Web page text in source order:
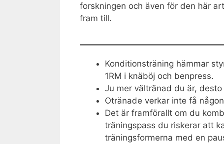
forskningen och även för den här
fram till.
Konditionsträning hämmar
1RM i knäböj och benpress.
Ju mer vältränad du är,
Otränade verkar inte få
Det är framförallt om du
träningspass du riskerar att
träningsformerna med en